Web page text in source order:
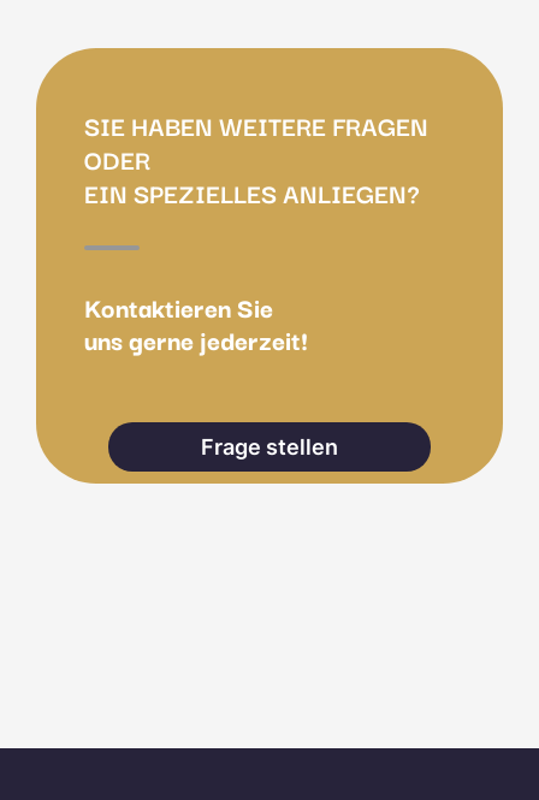
SIE HABEN WEITERE FRAGEN
ODER
EIN SPEZIELLES ANLIEGEN?
Kontaktieren Sie
uns gerne jederzeit!
Frage stellen